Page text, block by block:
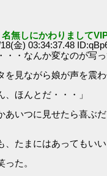
名無しにかわりまして
金) 03:34:37.48
・・なんか変なのが写
を見ながら娘が声を震わ
、ほんとだ・・・」
あいつに見せたら喜ぶ
、たまにはあってもいい
た。